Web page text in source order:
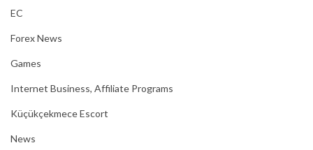
EC
Forex News
Games
Internet Business, Affiliate Programs
Küçükçekmece Escort
News